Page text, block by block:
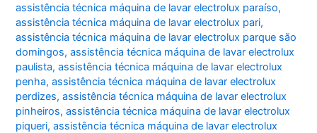
assistência técnica máquina de lavar electrolux paraíso,
assistência técnica máquina de lavar electrolux pari,
assistência técnica máquina de lavar electrolux parque são
domingos,assistência técnica máquina de lavar electrolux
paulista,assistência técnica máquina de lavar electrolux
penha,assistência técnica máquina de lavar electrolux
perdizes,assistência técnica máquina de lavar electrolux
pinheiros,assistência técnica máquina de lavar electrolux
piqueri,assistência técnica máquina de lavar electrolux